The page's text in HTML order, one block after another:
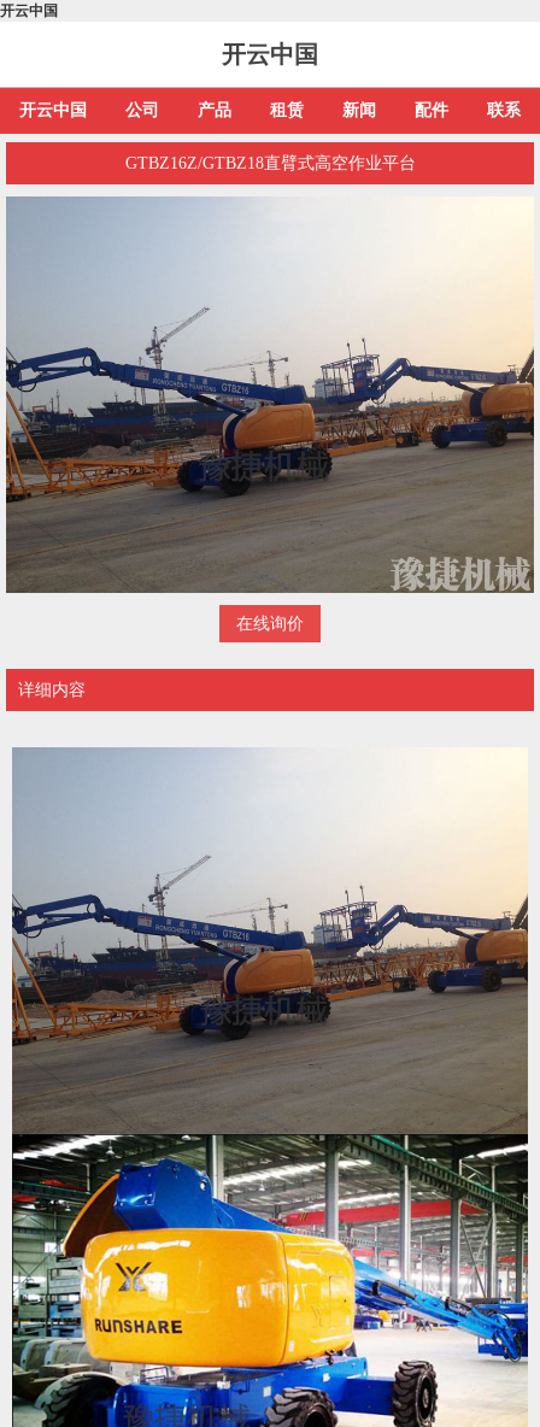
开云中国
开云中国
开云中国 公司 产品 租赁 新闻 配件 联系
GTBZ16Z/GTBZ18直臂式高空作业平台
在线询价
详细内容